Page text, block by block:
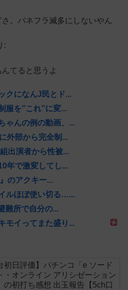
。パネフラ滅多にしないやん
:
てると思うよ
クになんJ民とド...
服を”これ”に変...
ゃんの例の動画、...
外部から完全制...
出演者から性被...
年で激変してし...
のアクキー...
ルほぼ使い切る…...
難所で自分の...
モイってまた盛り...
初日評価】パチンコ「e ソード
・オンライン アリシゼーション
の初打ち感想 出玉報告【5ch口